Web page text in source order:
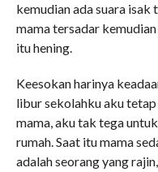
kemudian ada suara isak
mama tersadar
itu hening.
Keesokan harinya
libur sekolahku aku
mama, aku tak tega
rumah. Saat itu mama
adalah seorang yang